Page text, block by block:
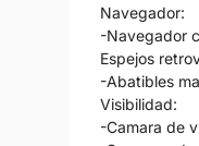
Navegador:
-Navegador
Espejos
-Abatibles
Visibilidad:
-Camara de